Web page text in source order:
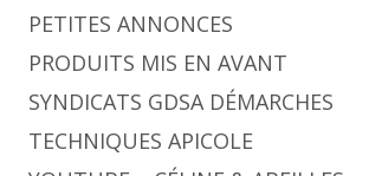
PETITES ANNONCES
PRODUITS MIS EN AVANT
SYNDICATS GDSA DÉMARCHES
TECHNIQUES APICOLE